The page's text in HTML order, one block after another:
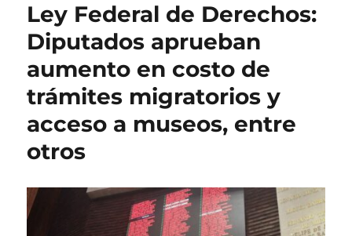
Ley Federal de Derechos:
Diputados aprueban
aumento en costo de
trámites migratorios y
acceso a museos, entre
otros